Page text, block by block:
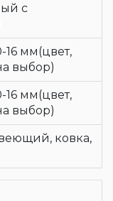
с
мм(цвет,
выбор)
мм(цвет,
выбор)
ковка,